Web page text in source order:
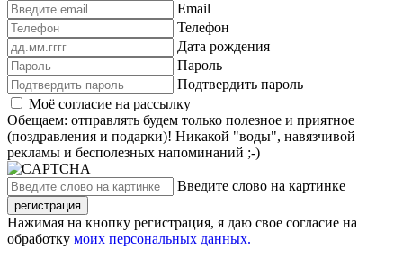
Email
Телефон
Дата рождения
Пароль
Подтвердить пароль
Моё согласие на рассылку
Обещаем: отправлять будем только полезное и приятное
(поздравления и подарки)! Никакой "воды", навязчивой
рекламы и бесполезных напоминаний ;-)
Введите слово на картинке
регистрация
Нажимая на кнопку регистрация, я даю свое согласие на
обработку моих персональных данных.